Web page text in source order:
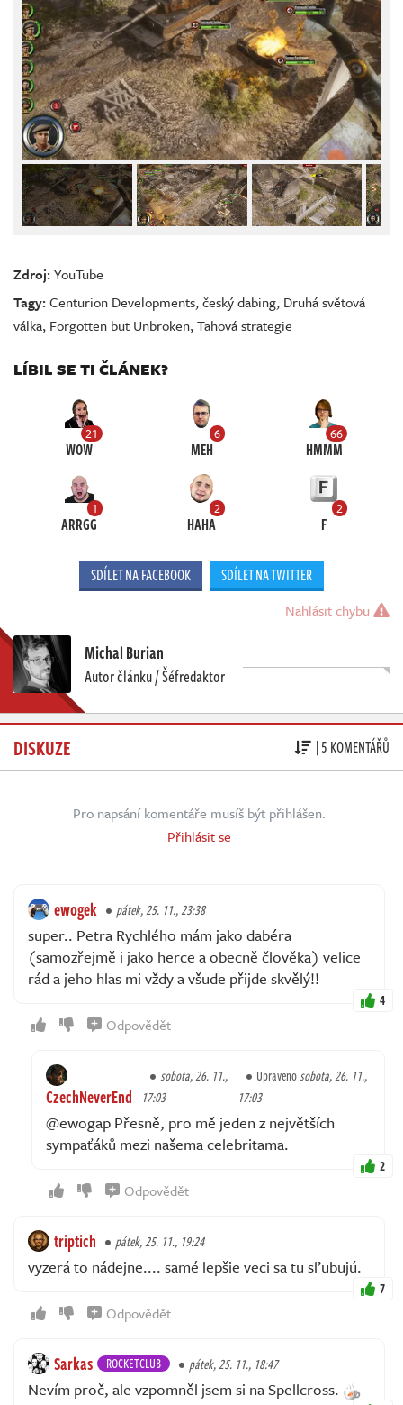
Zdroj:YouTube
Tagy:Centurion Developments,český dabing, Druhá světová
válka, Forgotten but Unbroken,Tahová strategie
LÍBIL SE TI ČLÁNEK?
21
WOW
6
MEH
66
HMMM
1
ARRGG
2
HAHA
2
F
SDÍLET NA FACEBOOK SDÍLET NA TWITTER
Nahlásit chybu
Michal Burian
Autor článku / Šéfredaktor
DISKUZE | 5 KOMENTÁŘŮ
Pro napsání komentáře musíš být přihlášen.
Přihlásit se
ewogek pátek, 25. 11., 23:38
super.. Petra Rychlého mám jako dabéra
(samozřejmě i jako herce a obecně člověka) velice
rád a jeho hlas mi vždy a všude přijde skvělý!!
4
Odpovědět
CzechNeverEnd
sobota, 26. 11.,
17:03
Upravenosobota, 26. 11.,
17:03
@ewogap Přesně, pro mě jeden z největších
sympaťáků mezi našema celebritama.
2
Odpovědět
triptich pátek, 25. 11., 19:24
vyzerá to nádejne.... samé lepšie veci sa tu sľubujú.
7
Odpovědět
Sarkas ROCKETCLUB pátek, 25. 11., 18:47
Nevím proč, ale vzpomněl jsem si na Spellcross.